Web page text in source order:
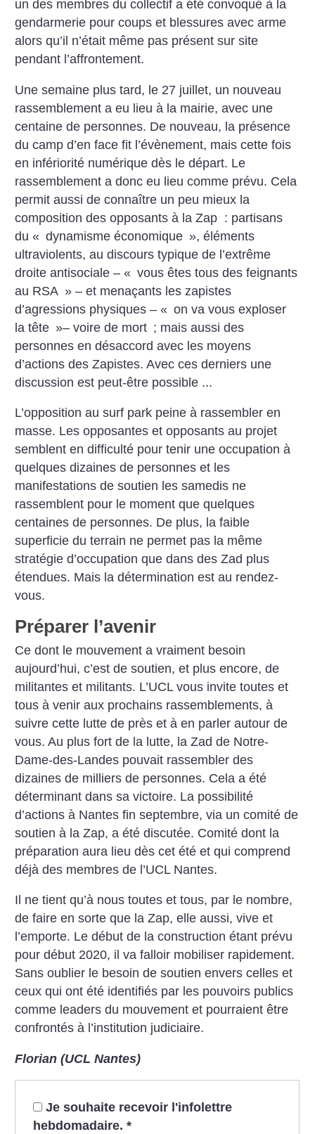
un des membres du collectif a été convoqué à la
gendarmerie pour coups et blessures avec arme
alors qu’il n’était même pas présent sur site
pendant l’affrontement.
Une semaine plus tard, le 27 juillet, un nouveau
rassemblement a eu lieu à la mairie, avec une
centaine de personnes. De nouveau, la présence
du camp d’en face fit l’évènement, mais cette fois
en infériorité numérique dès le départ. Le
rassemblement a donc eu lieu comme prévu. Cela
permit aussi de connaître un peu mieux la
composition des opposants à la Zap : partisans
du « dynamisme économique », éléments
ultraviolents, au discours typique de l’extrême
droite antisociale – « vous êtes tous des feignants
au RSA » – et menaçants les zapistes
d’agressions physiques – « on va vous exploser
la tête »– voire de mort ; mais aussi des
personnes en désaccord avec les moyens
d’actions des Zapistes. Avec ces derniers une
discussion est peut-être possible ...
L’opposition au surf park peine à rassembler en
masse. Les opposantes et opposants au projet
semblent en difficulté pour tenir une occupation à
quelques dizaines de personnes et les
manifestations de soutien les samedis ne
rassemblent pour le moment que quelques
centaines de personnes. De plus, la faible
superficie du terrain ne permet pas la même
stratégie d’occupation que dans des Zad plus
étendues. Mais la détermination est au rendez-
vous.
Préparer l’avenir
Ce dont le mouvement a vraiment besoin
aujourd’hui, c’est de soutien, et plus encore, de
militantes et militants. L’UCL vous invite toutes et
tous à venir aux prochains rassemblements, à
suivre cette lutte de près et à en parler autour de
vous. Au plus fort de la lutte, la Zad de Notre-
Dame-des-Landes pouvait rassembler des
dizaines de milliers de personnes. Cela a été
déterminant dans sa victoire. La possibilité
d’actions à Nantes fin septembre, via un comité de
soutien à la Zap, a été discutée. Comité dont la
préparation aura lieu dès cet été et qui comprend
déjà des membres de l’UCL Nantes.
Il ne tient qu’à nous toutes et tous, par le nombre,
de faire en sorte que la Zap, elle aussi, vive et
l’emporte. Le début de la construction étant prévu
pour début 2020, il va falloir mobiliser rapidement.
Sans oublier le besoin de soutien envers celles et
ceux qui ont été identifiés par les pouvoirs publics
comme leaders du mouvement et pourraient être
confrontés à l’institution judiciaire.
Florian (UCL Nantes)
Je souhaite recevoir l'infolettre
hebdomadaire. *